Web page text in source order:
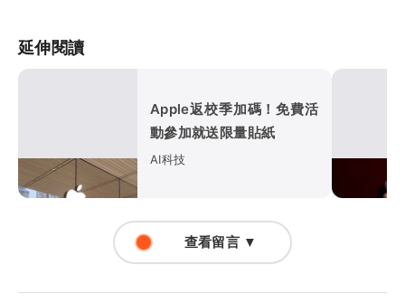
延伸閱讀
Apple返校季加碼！免費活
動參加就送限量貼紙
AI科技
查看留言 ▼